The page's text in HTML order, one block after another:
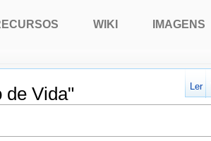
de Vida"
WIKI IMAGENS
Ler